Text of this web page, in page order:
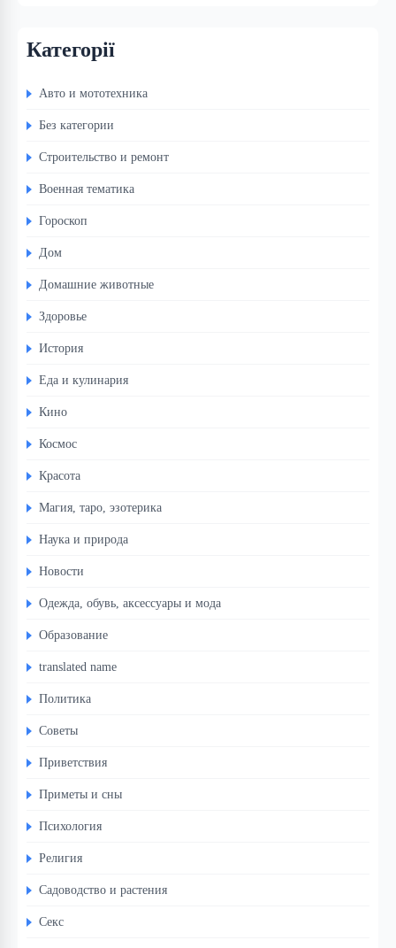
Категорії
Авто и мототехника
Без категории
Строительство и ремонт
Военная тематика
Гороскоп
Дом
Домашние животные
Здоровье
История
Еда и кулинария
Кино
Космос
Красота
Магия, таро, эзотерика
Наука и природа
Новости
Одежда, обувь, аксессуары и мода
Образование
translated name
Политика
Советы
Приветствия
Приметы и сны
Психология
Религия
Садоводство и растения
Секс